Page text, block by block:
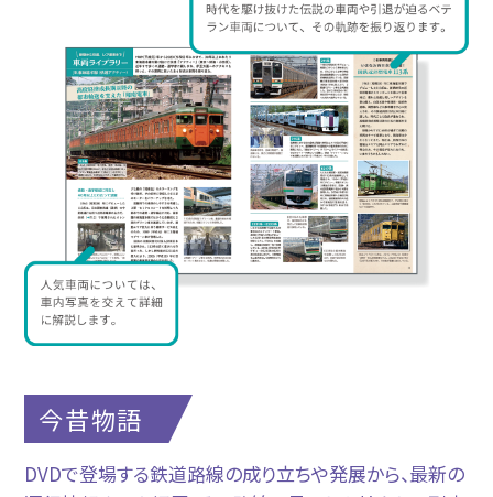
今昔物語
DVDで登場する鉄道路線の成り立ちや発展から、最新の